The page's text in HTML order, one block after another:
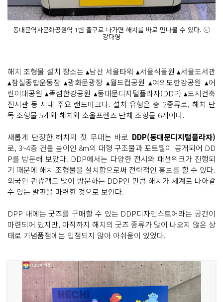
동대문역사문화공원역 1번 출구로 나가면 해치를 바로 만나볼 수 있다. ⓒ
강다영
해치 조형물 설치 장소는 ▴남산 서울타워 ▴서울식물원 ▴서울도서관
▴잠실종합운동장 ▴광화문광장 ▴월드컵공원 ▴여의도한강공원 ▴어
린이대공원 ▴뚝섬한강공원 ▴동대문디지털플라자(DDP) ▴도시건축
전시관 등 시내 주요 랜드마크다. 설치 유형은 총 2종류로, 해치 단
독 조형물 5개와 해치와 소울프렌즈 단체 조형물 6개이다.
새롭게 단장한 해치의 첫 무대는 바로 DDP(동대문디지털플라자)
로, 3~4층 건물 높이인 8m의 대형 구조물과 포토월이 공개되어 DD
P를 방문해 보았다. DDP에서는 다양한 전시와 패션위크가 진행되
기 때문에 해치 조형물을 설치함으로써 전략적인 홍보를 할 수 있다.
외국인 관광객도 많이 방문하는 DDP인 만큼 해치가 세계로 나아갈
수 있는 발판을 마련한 것으로 보인다.
DPP 내에는 굿즈를 구매할 수 있는 DDP디자인스토어라는 공간이
마련되어 있지만, 아직까지 해치의 굿즈 종류가 많이 나오지 않은 상
태로 기념품점에는 입점되지 않아 아쉬움이 있었다.